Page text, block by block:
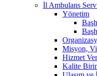
İl Ambulans
Yönetim
Misyon,
Hizmet
Kalite